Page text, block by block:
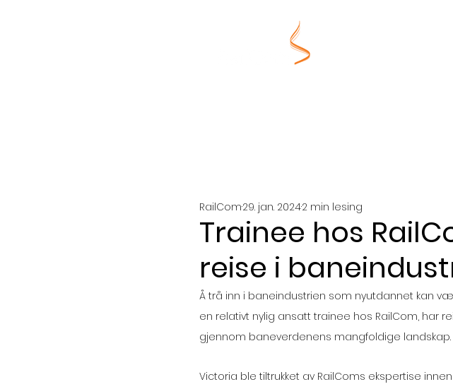
Trainee hos
reise i
RailCom29. jan. 20242 min lesing
Å trå inn i baneindustrien som nyutdannet kan
en relativt nylig ansatt trainee hos RailCom,
gjennom baneverdenens mangfoldige landskap.
Victoria ble tiltrukket av RailComs ekspertise